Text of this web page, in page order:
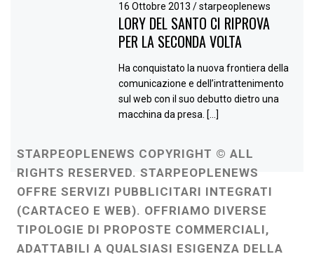
16 Ottobre 2013/ starpeoplenews
LORY DEL SANTO CI RIPROVA
PER LA SECONDA VOLTA
Ha conquistato la nuova frontiera della
comunicazione e dell’intrattenimento
sul web con il suo debutto dietro una
macchina da presa. […]
STARPEOPLENEWS COPYRIGHT © ALL
RIGHTS RESERVED. STARPEOPLENEWS
OFFRE SERVIZI PUBBLICITARI INTEGRATI
(CARTACEO E WEB). OFFRIAMO DIVERSE
TIPOLOGIE DI PROPOSTE COMMERCIALI,
ADATTABILI A QUALSIASI ESIGENZA DELLA